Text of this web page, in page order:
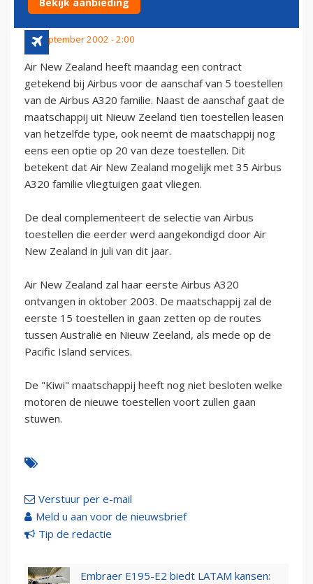
30 september 2002 - 2:00
Air New Zealand heeft maandag een contract
getekend bij Airbus voor de aanschaf van 5 toestellen
van de Airbus A320 familie. Naast de aanschaf gaat de
maatschappij uit Nieuw Zeeland tien toestellen leasen
van hetzelfde type, ook neemt de maatschappij nog
eens een optie op 20 van deze toestellen. Dit
betekent dat Air New Zealand mogelijk met 35 Airbus
A320 familie vliegtuigen gaat vliegen.
De deal complementeert de selectie van Airbus
toestellen die eerder werd aangekondigd door Air
New Zealand in juli van dit jaar.
Air New Zealand zal haar eerste Airbus A320
ontvangen in oktober 2003. De maatschappij zal de
eerste 15 toestellen in gaan zetten op de routes
tussen Australië en Nieuw Zeeland, als mede op de
Pacific Island services.
De "Kiwi" maatschappij heeft nog niet besloten welke
motoren de nieuwe toestellen voort zullen gaan
stuwen.
Verstuur per e-mail
Meld u aan voor de nieuwsbrief
Tip de redactie
Embraer E195-E2 biedt LATAM kansen: